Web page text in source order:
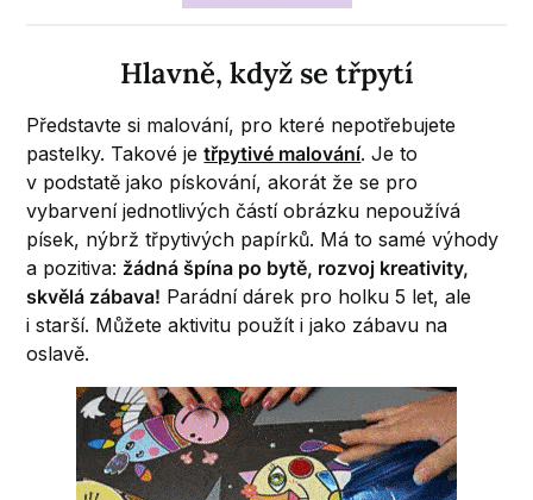
Hlavně, když se třpytí
Představte si malování, pro které nepotřebujete
pastelky. Takové jetřpytivé malování. Je to
v podstatě jako pískování, akorát že se pro
vybarvení jednotlivých částí obrázku nepoužívá
písek, nýbrž třpytivých papírků. Má to samé výhody
a pozitiva: žádná špína po bytě, rozvoj kreativity,
skvělá zábava! Parádní dárek pro holku 5 let, ale
i starší. Můžete aktivitu použít i jako zábavu na
oslavě.